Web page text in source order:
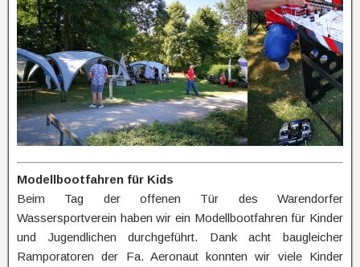
Modellbootfahren für Kids
Beim Tag der offenen Tür des Warendorfer
Wassersportverein haben wir ein Modellbootfahren für Kinder
und Jugendlichen durchgeführt. Dank acht baugleicher
Ramporatoren der Fa. Aeronaut konnten wir viele Kinder